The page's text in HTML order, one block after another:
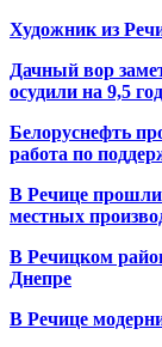
Художник из
Дачный вор
осудили на 9,5
Белоруснефть
работа по
В Речице прошли
местных
В Речицком
Днепре
В Речице